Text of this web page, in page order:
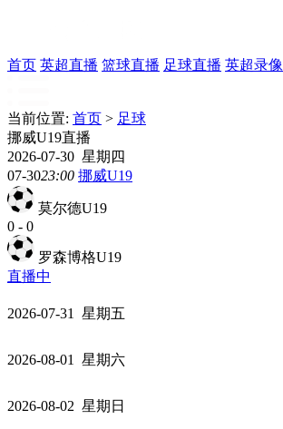
首页 英超直播 篮球直播 足球直播 英超录像
当前位置: 首页 > 足球
挪威U19直播
2026-07-30 星期四
07-3023:00 挪威U19
莫尔德U19
0 - 0
罗森博格U19
直播中
2026-07-31 星期五
2026-08-01 星期六
2026-08-02 星期日